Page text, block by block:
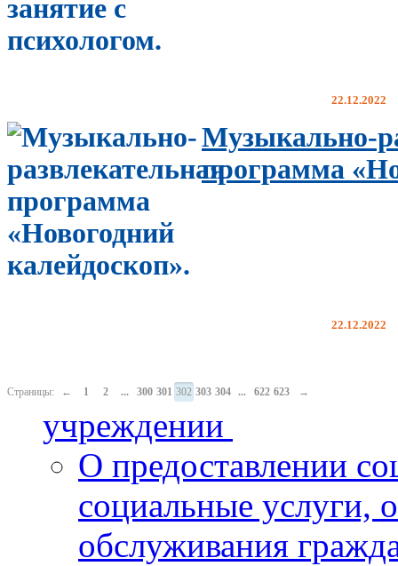
22.12.2022
22.12.2022
Музыкально-
программа
Страницы: ← 1 2 ... 300 301 302 303 304 ... 622 623 →
учреждении
О предоставлении
социальные услуги,
обслуживания